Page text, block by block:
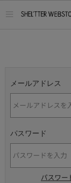
メールアドレス
パスワード
パスワー